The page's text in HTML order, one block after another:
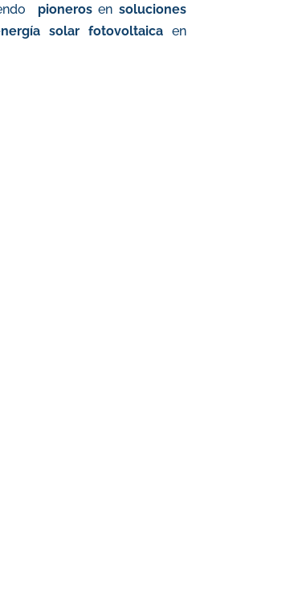
pionerosen soluciones
solar fotovoltaica en